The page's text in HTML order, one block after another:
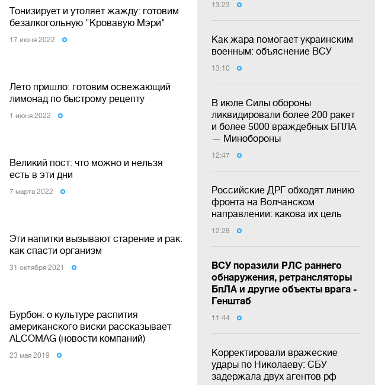
13:23
Как жара помогает украинским
военным: объяснение ВСУ
13:10
В июле Силы обороны
ликвидировали более 200 ракет
и более 5000 враждебных БПЛА
— Минобороны
12:47
Российские ДРГ обходят линию
фронта на Волчанском
направлении: какова их цель
12:28
ВСУ поразили РЛС раннего
обнаружения, ретрансляторы
БпЛА и другие объекты врага -
Генштаб
11:44
Корректировали вражеские
удары по Николаеву: СБУ
задержала двух агентов рф
Тонизирует и утоляет жажду: готовим
безалкогольную "Кровавую Мэри"
17 июня 2022
Лето пришло: готовим освежающий
лимонад по быстрому рецепту
1 июня 2022
Великий пост: что можно и нельзя
есть в эти дни
7 марта 2022
Эти напитки вызывают старение и рак:
как спасти организм
31 октября 2021
Бурбон: о культуре распития
американского виски рассказывает
ALCOMAG (новости компаний)
23 мая 2019